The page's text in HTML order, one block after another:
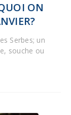
ON
Serbes; un
souche ou